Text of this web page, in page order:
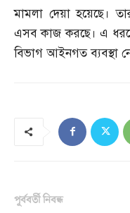
মামলা দেয়া হয়েছে।
এসব কাজ করছে। এ
বিভাগ আইনগত ব্যবস্থা
পূর্ববর্তী নিবন্ধ